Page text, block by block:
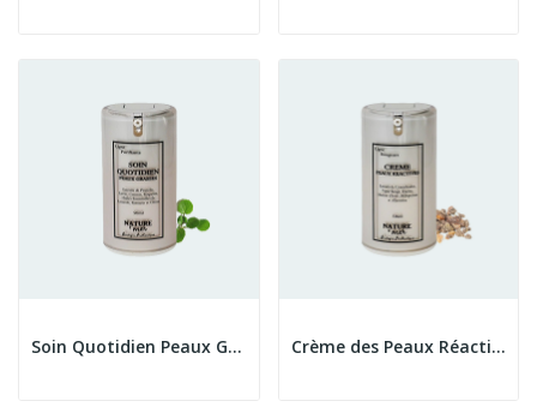
Soin Quotidien Peaux Grasses Crème des Peaux Réactives